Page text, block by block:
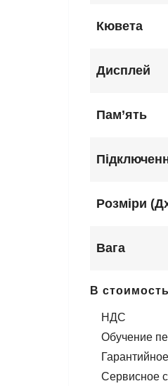
Кювета
Дисплей
Пам’ять
Розміри
Вага
В
НДС
Обучение
Сервисное